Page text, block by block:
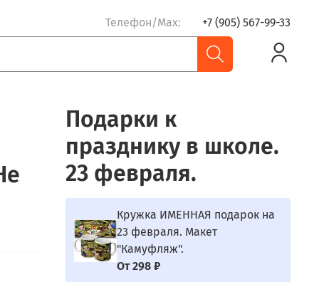
Телефон/Max: +7 (905) 567-99-33
Подарки к
празднику в школе.
23 февраля.
Кружка ИМЕННАЯ подарок на
23 февраля. Макет
"Камуфляж".
От 298 ₽